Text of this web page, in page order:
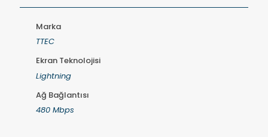
Marka
TTEC
Ekran Teknolojisi
Lightning
Ağ Bağlantısı
480 Mbps